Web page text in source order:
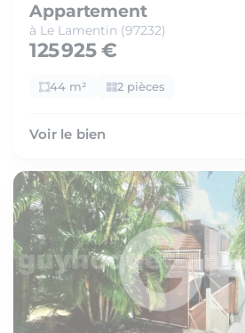
Appartement
à Le Lamentin (97232)
125 925 €
44 m² 2 pièces
Voir le bien